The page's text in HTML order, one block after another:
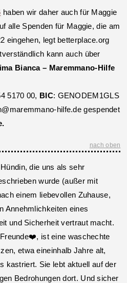
haben wir daher auch für Maggie
alle Spenden für Maggie, die am
eingehen, legt betterplace.org
kann auch über
Bianca – Maremmano-Hilfe
5170 00, BIC: GENODEM1GLS
hilfe.de gespendet
nach oben
die uns als sehr
wurde (außer mit
einem liebevollen Zuhause,
Annehmlichkeiten eines
und Sicherheit vertraut macht.
ist eine waschechte
etwa eineinhalb Jahre alt,
kastriert. Sie lebt aktuell auf der
Bedrohungen dort. Und sicher